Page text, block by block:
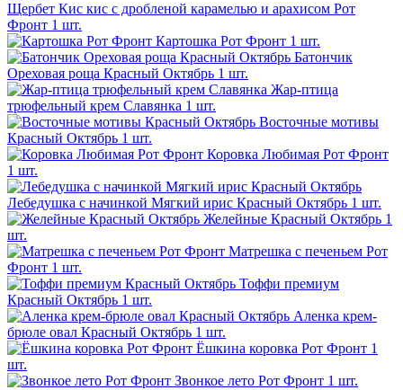
Щербет Кис кис с дробленой карамелью и арахисом Рот
Фронт 1 шт.
Картошка Рот Фронт 1 шт.
Батончик
Ореховая роща Красный Октябрь 1 шт.
Жар-птица
трюфельный крем Славянка 1 шт.
Восточные мотивы
Красный Октябрь 1 шт.
Коровка Любимая Рот Фронт
1 шт.
Лебедушка с начинкой Мягкий ирис Красный Октябрь 1 шт.
Желейные Красный Октябрь 1
шт.
Матрешка с печеньем Рот
Фронт 1 шт.
Тоффи премиум
Красный Октябрь 1 шт.
Аленка крем-
брюле овал Красный Октябрь 1 шт.
Ёшкина коровка Рот Фронт 1
шт.
Звонкое лето Рот Фронт 1 шт.